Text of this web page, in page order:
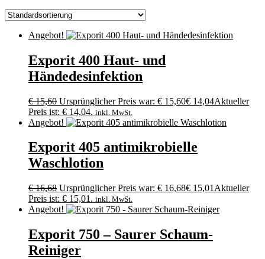
Angebot!
Exporit 400 Haut- und
Händedesinfektion
€15,60 Ursprünglicher Preis war: € 15,60€ 14,04Aktueller
Preis ist: € 14,04. inkl. MwSt.
Angebot!
Exporit 405 antimikrobielle
Waschlotion
€16,68 Ursprünglicher Preis war: € 16,68€ 15,01 Aktueller
Preis ist: € 15,01. inkl. MwSt.
Angebot!
Exporit 750 – Saurer Schaum-
Reiniger